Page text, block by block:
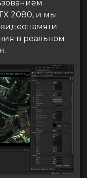
2080, и мы
в реальном